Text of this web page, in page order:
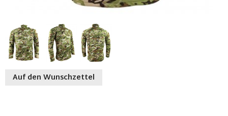
Auf den Wunschzettel